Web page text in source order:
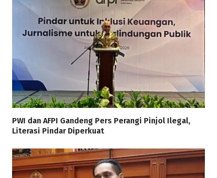
PWI dan AFPI Gandeng Pers Perangi Pinjol Ilegal,
Literasi Pindar Diperkuat